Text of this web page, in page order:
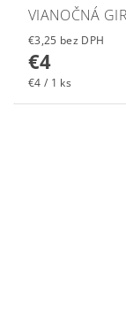
VIANOČNÁ
€3,25 bez DPH
€4
€4 / 1 ks